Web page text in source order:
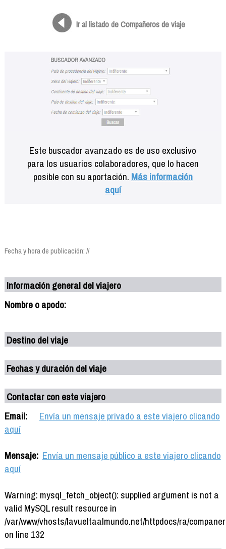
Ir al listado de Compañeros de viaje
Este buscador avanzado es de uso exclusivo
para los usuarios colaboradores, que lo hacen
posible con su aportación. Más información
aquí
Fecha y hora de publicación: //
Información general del viajero
Nombre o apodo:
Destino del viaje
Fechas y duración del viaje
Contactar con este viajero
Email:
Envía un mensaje privado a este viajero clicando
aquí
Mensaje: Envía un mensaje público a este viajero clicando
aquí
Warning: mysql_fetch_object(): supplied argument is not a
valid MySQL result resource in
/var/www/vhosts/lavueltaalmundo.net/httpdocs/ra/
on line 132